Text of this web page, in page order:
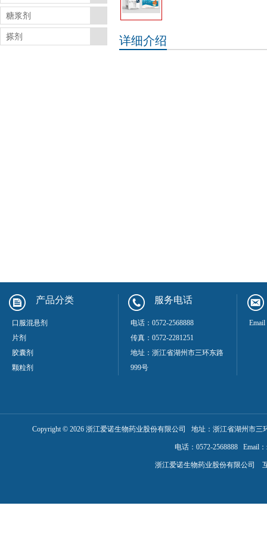
糖浆剂
搽剂 详细介绍
产品分类
口服混悬剂
片剂
胶囊剂
颗粒剂
服务电话
电话：0572-2568888
传真：0572-2281251
地址：浙江省湖州市三环东路
999号
Copyright ©2026浙江爱诺生物药业股份有限公司 地址：浙江省湖州市
电话：0572-2568888 Email
浙江爱诺生物药业股份有限公司